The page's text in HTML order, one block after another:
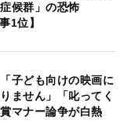
候群」の恐怖
1位】
子ども向けの映画に
ません」「叱ってく
マナー論争が白熱